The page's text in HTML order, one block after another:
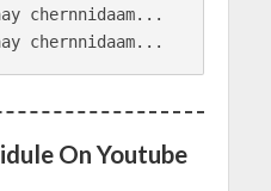
chernnidaam...
On Youtube